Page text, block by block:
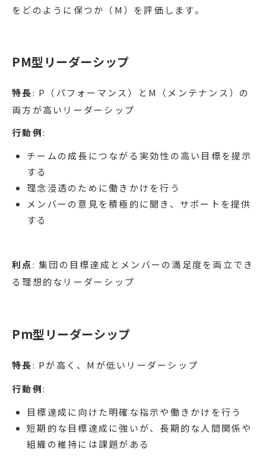
をどのように保つか（M）を評価します。
PM型リーダーシップ
特長: P（パフォーマンス）とM（メンテナンス）の
両方が高いリーダーシップ
行動例:
チームの成長につながる実効性の高い目標を提示
する
理念浸透のために働きかけを行う
メンバーの意見を積極的に聞き、サポートを提供
する
利点: 集団の目標達成とメンバーの満足度を両立でき
る理想的なリーダーシップ
Pm型リーダーシップ
特長: Pが高く、Mが低いリーダーシップ
行動例:
目標達成に向けた明確な指示や働きかけを行う
短期的な目標達成に強いが、長期的な人間関係や
組織の維持には課題がある